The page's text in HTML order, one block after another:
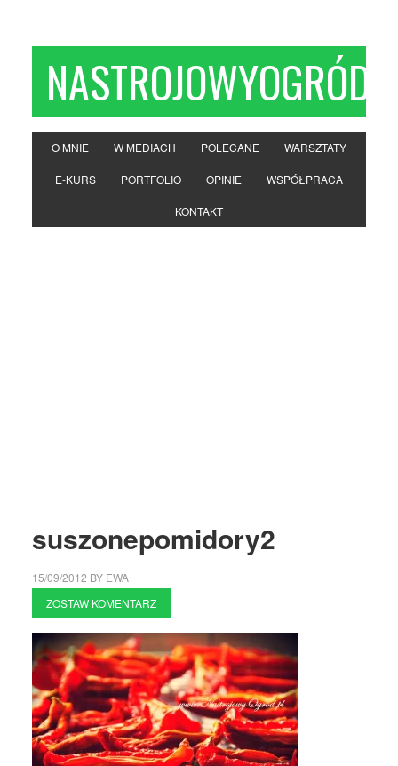
NASTROJOWYOGRÓD
O MNIE W MEDIACH POLECANE WARSZTATY
E-KURS PORTFOLIO OPINIE WSPÓŁPRACA
KONTAKT
suszonepomidory2
15/09/2012 BY EWA
ZOSTAW KOMENTARZ